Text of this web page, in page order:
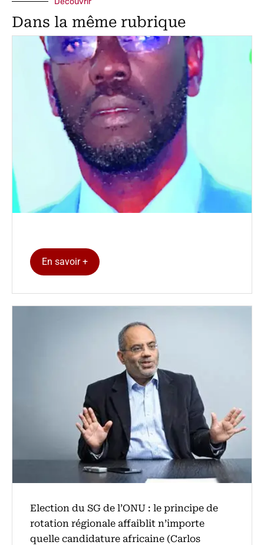
Dans la même rubrique
En savoir +
Election du SG de l’ONU : le principe de
rotation régionale affaiblit n’importe
quelle candidature africaine (Carlos